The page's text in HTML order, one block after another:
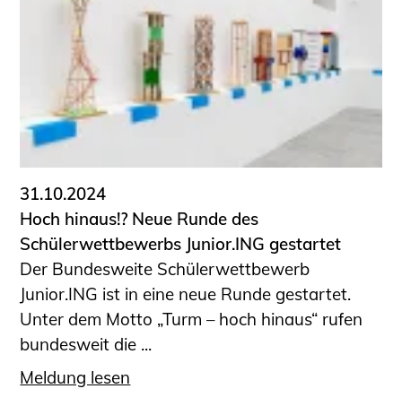
31.10.2024
Hoch hinaus!? Neue Runde des
Schülerwettbewerbs Junior.ING gestartet
Der Bundesweite Schülerwettbewerb
Junior.ING ist in eine neue Runde gestartet.
Unter dem Motto „Turm – hoch hinaus“ rufen
bundesweit die ...
Meldung lesen